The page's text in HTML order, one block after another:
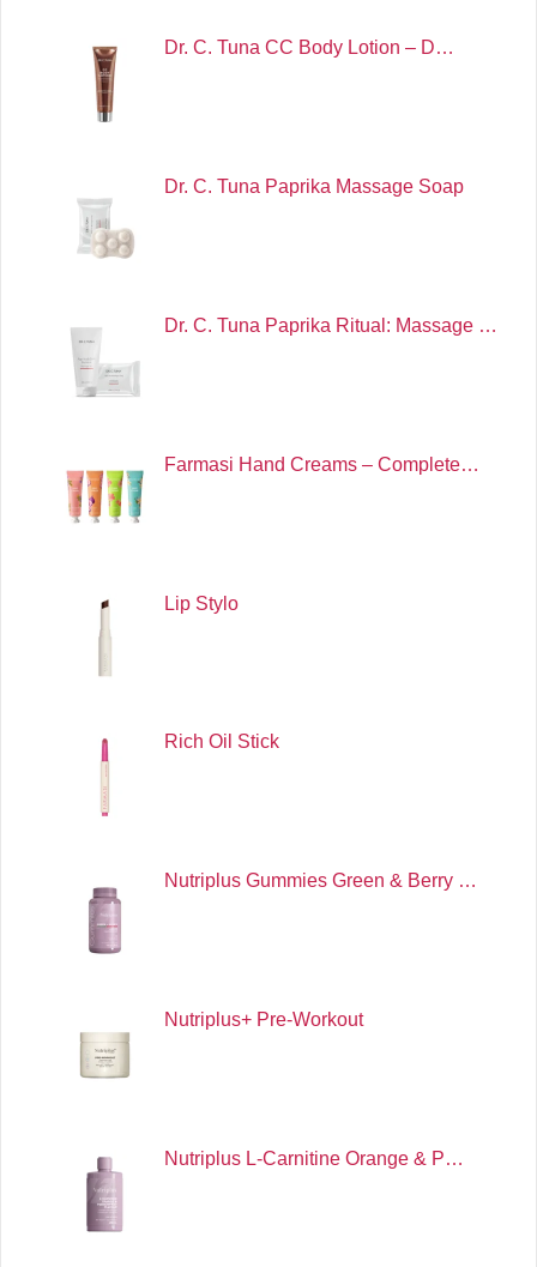
Dr. C. Tuna CC Body Lotion – D…
Dr. C. Tuna Paprika Massage Soap
Dr. C. Tuna Paprika Ritual: Massage …
Farmasi Hand Creams – Complete…
Lip Stylo
Rich Oil Stick
Nutriplus Gummies Green & Berry …
Nutriplus+ Pre-Workout
Nutriplus L-Carnitine Orange & P…